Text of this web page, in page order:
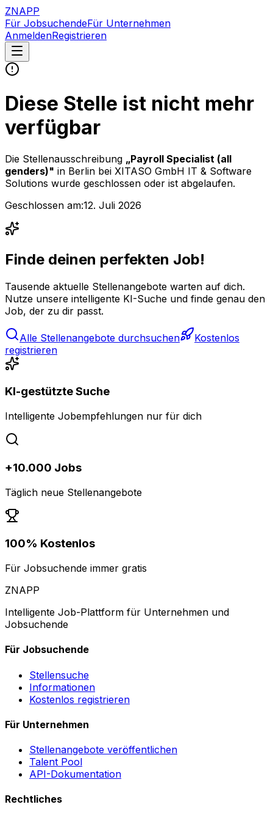
ZNAPP
Für JobsuchendeFür Unternehmen
AnmeldenRegistrieren
Diese Stelle ist nicht mehr
verfügbar
Die Stellenausschreibung „Payroll Specialist (all
genders)" in Berlin bei XITASO GmbH IT & Software
Solutions wurde geschlossen oder ist abgelaufen.
Geschlossen am:12. Juli 2026
Finde deinen perfekten Job!
Tausende aktuelle Stellenangebote warten auf dich.
Nutze unsere intelligente KI-Suche und finde genau den
Job, der zu dir passt.
Alle Stellenangebote durchsuchen
Kostenlos
registrieren
KI-gestützte Suche
Intelligente Jobempfehlungen nur für dich
+10.000 Jobs
Täglich neue Stellenangebote
100% Kostenlos
Für Jobsuchende immer gratis
ZNAPP
Intelligente Job-Plattform für Unternehmen und
Jobsuchende
Für Jobsuchende
Stellensuche
Informationen
Kostenlos registrieren
Für Unternehmen
Stellenangebote veröffentlichen
Talent Pool
API-Dokumentation
Rechtliches